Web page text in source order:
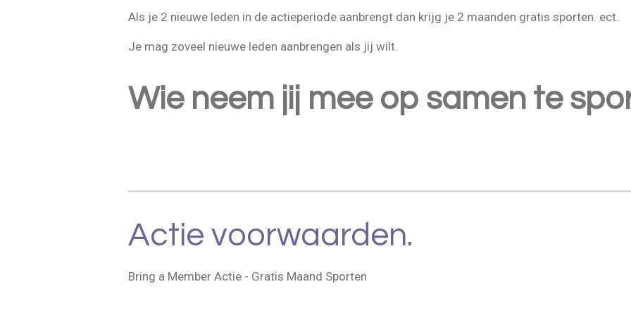
Als je 2 nieuwe leden in de actieperiode aanbrengt dan krijg je 2 maanden gratis sporten. ect.
Je mag zoveel nieuwe leden aanbrengen als jij wilt.
Wie neem jij mee op samen te
Actie voorwaarden.
Bring a Member Actie - Gratis Maand Sporten